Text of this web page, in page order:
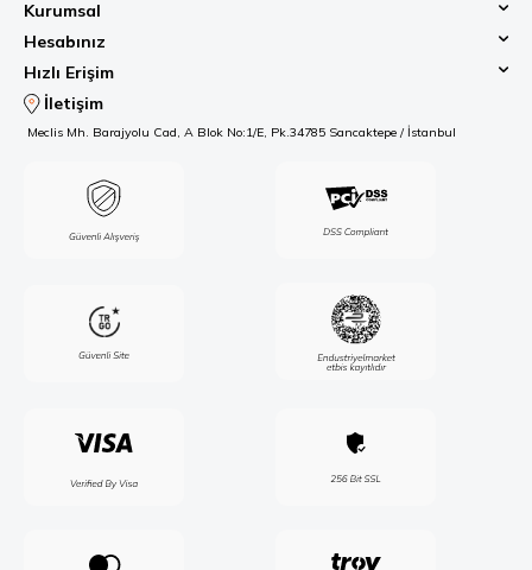
Kurumsal
Hesabınız
Hızlı Erişim
İletişim
Meclis Mh. Barajyolu Cad, A Blok No:1/E, Pk.34785 Sancaktepe / İstanbul